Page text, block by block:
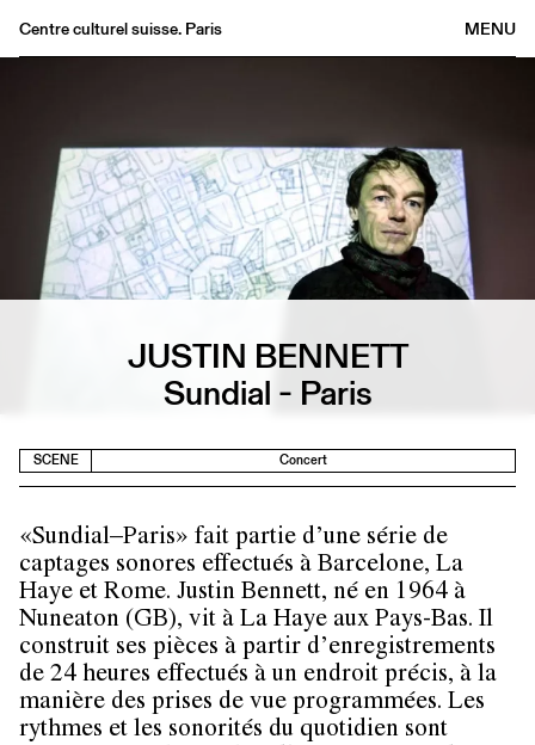
MENU
Centre culturel suisse. Paris
Buvette
Archives
Medias
Publications
About
JUSTIN BENNETT
Sundial - Paris
SCENE Concert
«Sundial–Paris» fait partie d’une série de
captages sonores effectués à Barcelone, La
Haye et Rome. Justin Bennett, né en 1964 à
Nuneaton (GB), vit à La Haye aux Pays-Bas. Il
construit ses pièces à partir d’enregistrements
de 24 heures effectués à un endroit précis, à la
manière des prises de vue programmées. Les
rythmes et les sonorités du quotidien sont